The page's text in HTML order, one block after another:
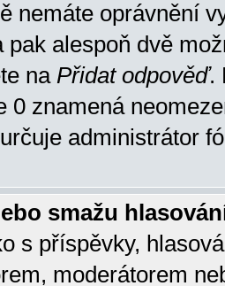
nemáte oprávnění
pak alespoň dvě
na Přidat odpověď.
0 znamená
administrátor
smažu
s příspěvky,
moderátorem